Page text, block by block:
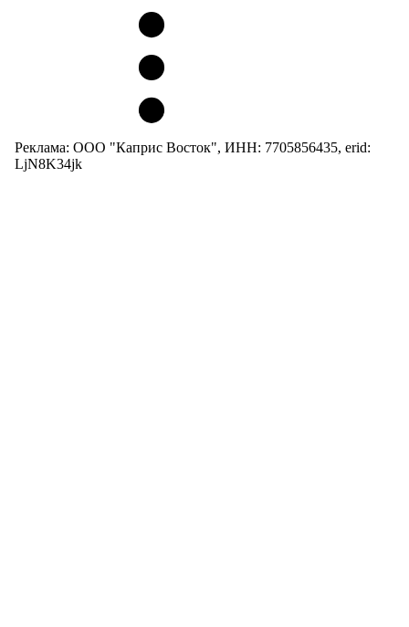
Реклама: ООО "Каприс Восток", ИНН: 7705856435, erid:
LjN8K34jk